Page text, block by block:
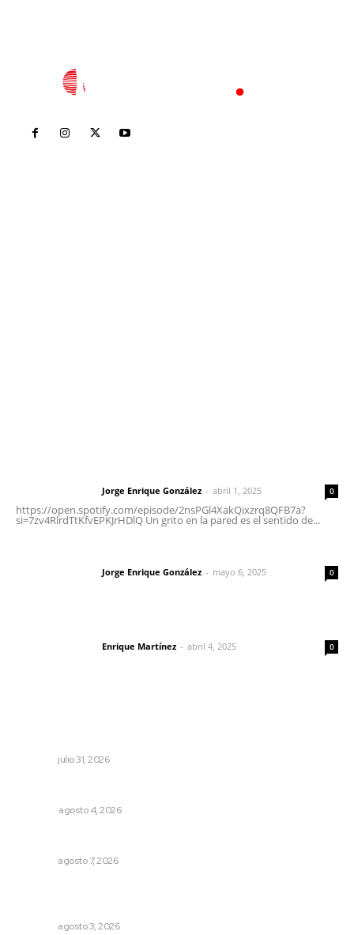
Jorge Enrique González - abril 1, 2025 0
https://open.spotify.com/episode/2nsPGl4XakQixzrq8QFB7a?
si=7zv4RlrdTtKfvEPKJrHDlQ Un grito en la pared es el sentido de...
Jorge Enrique González - mayo 6, 2025 0
Enrique Martínez - abril 4, 2025 0
julio 31, 2026
agosto 4, 2026
agosto 7, 2026
agosto 3, 2026